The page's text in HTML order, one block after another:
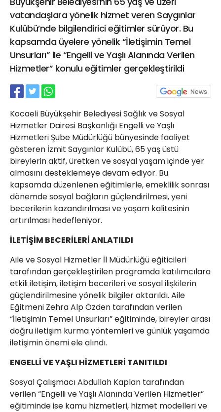
vatandaşlara yönelik hizmet veren Saygınlar
Kulübü’nde bilgilendirici eğitimler sürüyor. Bu
kapsamda üyelere yönelik “İletişimin Temel
Unsurları” ile “Engelli ve Yaşlı Alanında Verilen
Hizmetler” konulu eğitimler gerçekleştirildi
Kocaeli Büyükşehir Belediyesi Sağlık ve Sosyal
Hizmetler Dairesi Başkanlığı Engelli ve Yaşlı
Hizmetleri Şube Müdürlüğü bünyesinde faaliyet
gösteren İzmit Saygınlar Kulübü, 65 yaş üstü
bireylerin aktif, üretken ve sosyal yaşam içinde yer
almasını desteklemeye devam ediyor. Bu
kapsamda düzenlenen eğitimlerle, emeklilik sonrası
dönemde sosyal bağların güçlendirilmesi, yeni
becerilerin kazandırılması ve yaşam kalitesinin
artırılması hedefleniyor.
İLETİŞİM BECERİLERİ ANLATILDI
Aile ve Sosyal Hizmetler İl Müdürlüğü eğiticileri
tarafından gerçekleştirilen programda katılımcılara
etkili iletişim, iletişim becerileri ve sosyal ilişkilerin
güçlendirilmesine yönelik bilgiler aktarıldı. Aile
Eğitmeni Zehra Alp Özden tarafından verilen
“İletişimin Temel Unsurları” eğitiminde, bireyler arası
doğru iletişim kurma yöntemleri ve günlük yaşamda
iletişimin önemi ele alındı.
ENGELLİ VE YAŞLI HİZMETLERİ TANITILDI
Sosyal Çalışmacı Abdullah Kaplan tarafından
verilen “Engelli ve Yaşlı Alanında Verilen Hizmetler”
eğitiminde ise kamu hizmetleri, hizmet modelleri ve
21 Gölcük
02624132333
haber@golcukpostasi.com